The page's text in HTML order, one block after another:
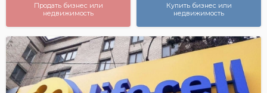
Продать бизнес или
недвижимость
Купить бизнес или
недвижимость